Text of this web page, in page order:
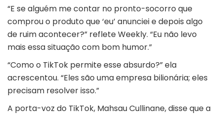
“E se alguém me contar no pronto-socorro que
comprou o produto que ‘eu’ anunciei e depois algo
de ruim acontecer?” reflete Weekly. “Eu não levo
mais essa situação com bom humor.”
“Como o TikTok permite esse absurdo?” ela
acrescentou. “Eles são uma empresa bilionária; eles
precisam resolver isso.”
A porta-voz do TikTok, Mahsau Cullinane, disse que a